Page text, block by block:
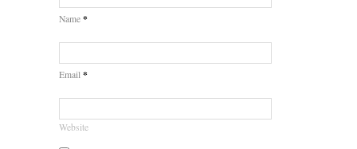
Name *
Email *
Website